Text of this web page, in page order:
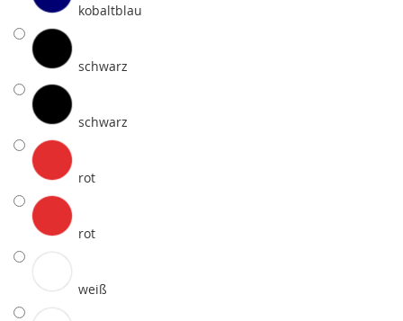
kobaltblau
schwarz
schwarz
rot
rot
weiß